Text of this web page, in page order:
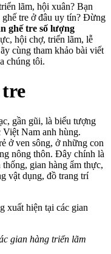
lãm, hội xuân? Bạn
ghế tre ở đâu uy tín? Đừng
ghế tre số lượng
hội chợ, triển lãm, lễ
cùng tham khảo bài viết
chúng tôi.
gần gũi, là biểu tượng
Việt Nam anh hùng.
ở ven sông, ở những con
nông thôn. Đây chính là
gian hàng ẩm thực,
vật dụng, đồ trang trí
gian hàng triển lãm